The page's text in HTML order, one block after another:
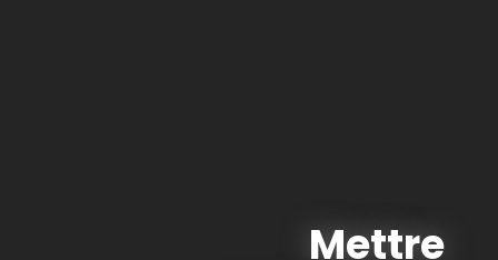
Mettre